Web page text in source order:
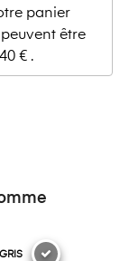
panier
être
€ .